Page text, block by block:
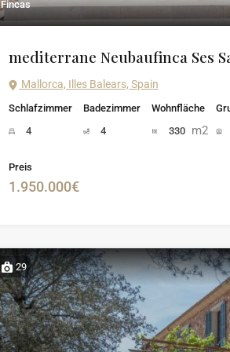
Fincas
mediterrane Neubaufinca Ses
Mallorca, Illes Balears, Spain
Schlafzimmer
4
Badezimmer
4
Wohnfläche
330 m2
Preis
1.950.000€
29